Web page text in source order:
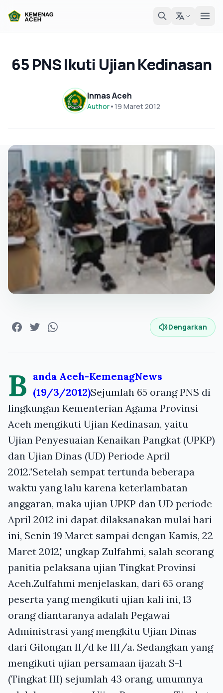
65 PNS Ikuti Ujian Kedinasan
Inmas Aceh
Author•19 Maret 2012
Dengarkan
B anda Aceh-KemenagNews
(19/3/2012)Sejumlah 65 orang PNS di
lingkungan Kementerian Agama Provinsi
Aceh mengikuti Ujian Kedinasan, yaitu
Ujian Penyesuaian Kenaikan Pangkat (UPKP)
dan Ujian Dinas (UD) Periode April
2012."Setelah sempat tertunda beberapa
waktu yang lalu karena keterlambatan
anggaran, maka ujian UPKP dan UD periode
April 2012 ini dapat dilaksanakan mulai hari
ini, Senin 19 Maret sampai dengan Kamis, 22
Maret 2012," ungkap Zulfahmi, salah seorang
panitia pelaksana ujian Tingkat Provinsi
Aceh.Zulfahmi menjelaskan, dari 65 orang
peserta yang mengikuti ujian kali ini, 13
orang diantaranya adalah Pegawai
Administrasi yang mengkitu Ujian Dinas
dari Gilongan II/d ke III/a. Sedangkan yang
mengikuti ujian persamaan ijazah S-1
(Tingkat III) sejumlah 43 orang, umumnya